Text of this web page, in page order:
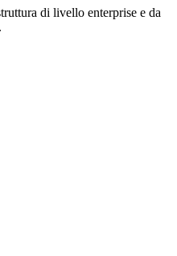
di livello enterprise e da